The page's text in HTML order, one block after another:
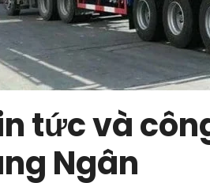
tức và
Ngân